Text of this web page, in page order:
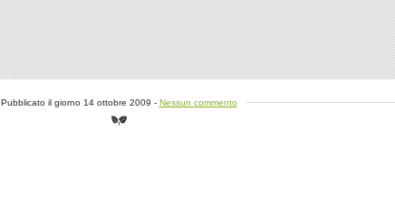
Pubblicato il giorno 14 ottobre 2009 - Nessun commento